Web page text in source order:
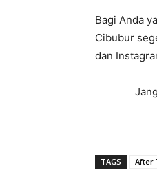
Bagi Anda
Cibubur
dan
TAGS After